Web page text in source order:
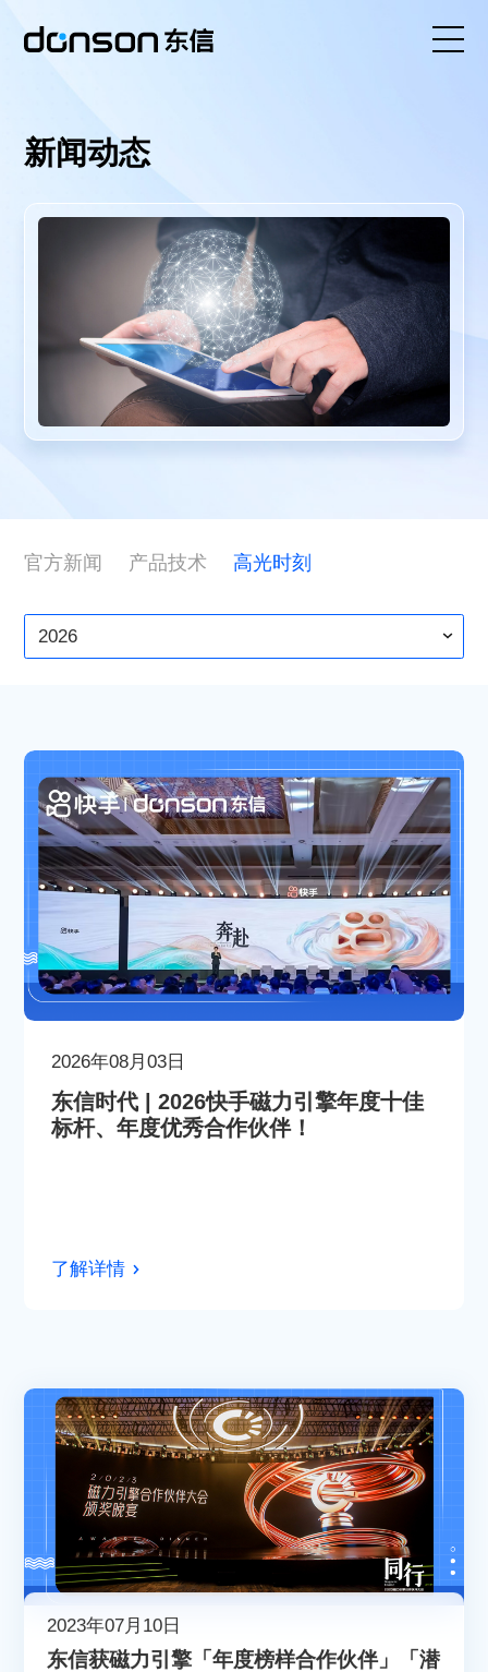
关于东信
联系东信
新闻动态
官方新闻 产品技术 高光时刻
2026
2026年08月03日
东信时代 | 2026快手磁力引擎年度十佳
标杆、年度优秀合作伙伴！
了解详情
2023年07月10日
东信获磁力引擎「年度榜样合作伙伴」「潜